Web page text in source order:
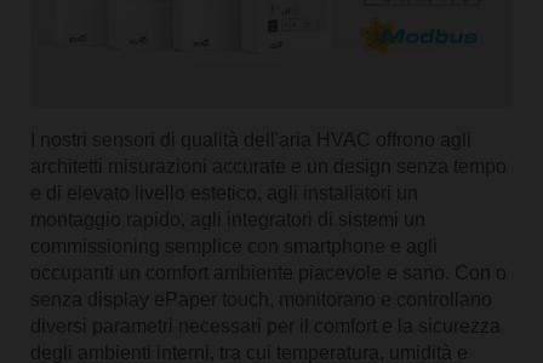
I nostri sensori di qualità dell'aria HVAC offrono agli
architetti misurazioni accurate e un design senza tempo
e di elevato livello estetico, agli installatori un
montaggio rapido, agli integratori di sistemi un
commissioning semplice con smartphone e agli
occupanti un comfort ambiente piacevole e sano. Con o
senza display ePaper touch, monitorano e controllano
diversi parametri necessari per il comfort e la sicurezza
degli ambienti interni, tra cui temperatura, umidità e